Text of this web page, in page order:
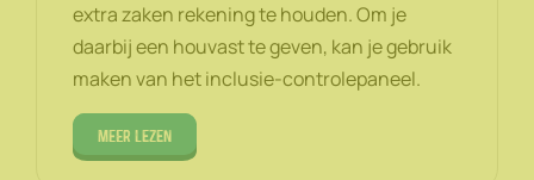
extra zaken rekening te houden. Om je
daarbij een houvast te geven, kan je gebruik
maken van het inclusie-controlepaneel.
Meer lezen